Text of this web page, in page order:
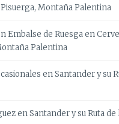
Montaña Palentina
Embalse de Ruesga en
Palentina
enSantander y su
enSantander y su Ruta